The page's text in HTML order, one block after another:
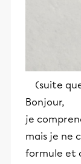
(suite
Bonjour,
je
mais je ne
formule et